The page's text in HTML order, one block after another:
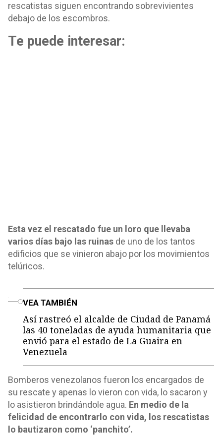
rescatistas siguen encontrando sobrevivientes
debajo de los escombros.
Te puede interesar:
Esta vez el rescatado fue un loro que llevaba
varios días bajo las ruinas de uno de los tantos
edificios que se vinieron abajo por los movimientos
telúricos.
VEA TAMBIÉN
Así rastreó el alcalde de Ciudad de Panamá
las 40 toneladas de ayuda humanitaria que
envió para el estado de La Guaira en
Venezuela
Bomberos venezolanos fueron los encargados de
su rescate y apenas lo vieron con vida, lo sacaron y
lo asistieron brindándole agua. En medio de la
felicidad de encontrarlo con vida, los rescatistas
lo bautizaron como ‘panchito’.